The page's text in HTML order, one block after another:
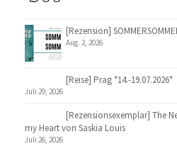
[Rezension]
Aug. 2, 2026
[Reise] Prag *14.-19.07.2026*
Juli 29, 2026
[Rezensionsexemplar] The
my Heart von Saskia Louis
Juli 26, 2026